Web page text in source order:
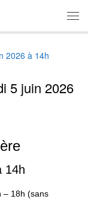
2026 à 14h
5 juin 2026
14h
– 18h (sans